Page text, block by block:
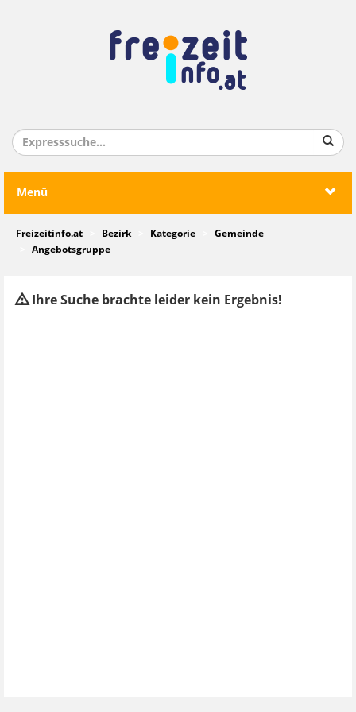
Menü
Freizeitinfo.at Bezirk Kategorie
Gemeinde
Angebotsgruppe
Ihre Suche brachte leider kein Ergebnis!